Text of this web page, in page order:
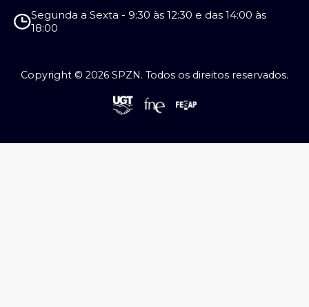
Segunda a Sexta - 9:30 às 12:30 e das 14:00 às
18:00
Copyright © 2026 SPZN. Todos os direitos reservados.